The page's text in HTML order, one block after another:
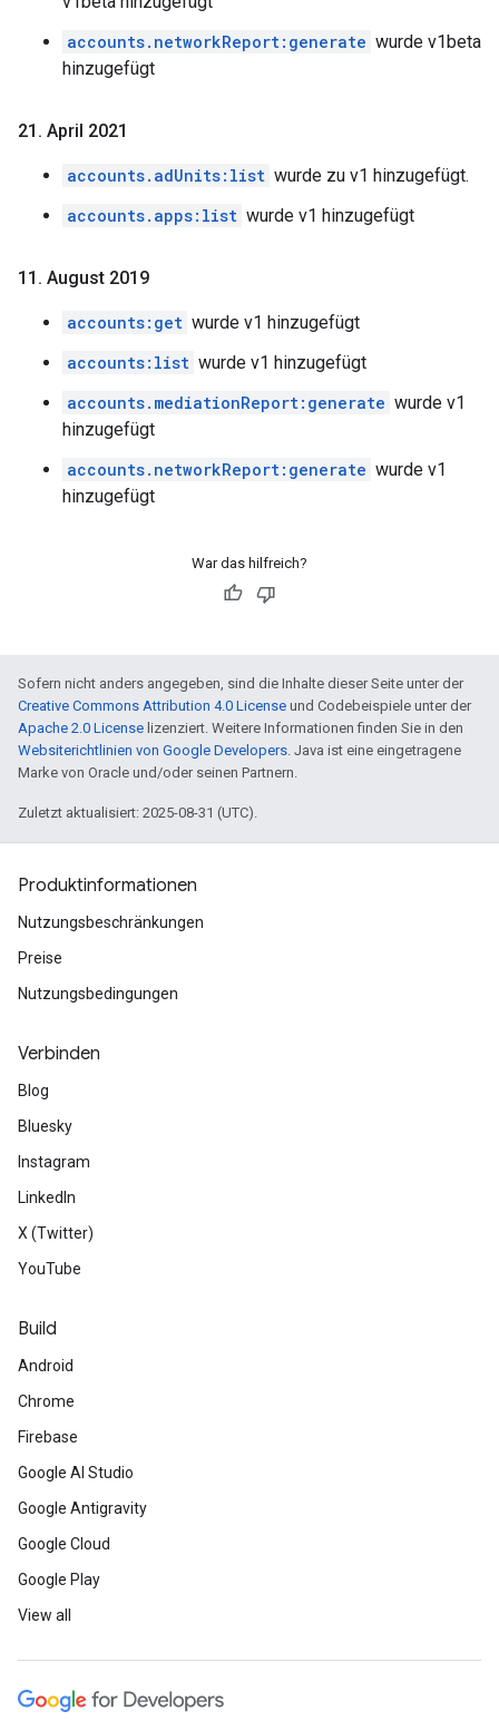
accounts.networkReport:generate wurde v1beta
hinzugefügt
21 . April 2021
accounts.adUnits:list wurde zu v1 hinzugefügt.
accounts.apps:list wurde v1 hinzugefügt
11 . August 2019
accounts:get wurde v1 hinzugefügt
accounts:list wurde v1 hinzugefügt
accounts.mediationReport:generate wurde v1
hinzugefügt
accounts.networkReport:generate wurde v1
hinzugefügt
War das hilfreich?
Sofern nicht anders angegeben, sind die Inhalte dieser Seite unter der
Creative Commons Attribution 4.0 License und Codebeispiele unter der
Apache 2.0 License lizenziert. Weitere Informationen finden Sie in den
Websiterichtlinien von Google Developers. Java ist eine eingetragene
Marke von Oracle und/oder seinen Partnern.
Zuletzt aktualisiert: 2025-08-31 (UTC).
Produktinformationen
Nutzungsbeschränkungen
Preise
Nutzungsbedingungen
Verbinden
Blog
Bluesky
Instagram
LinkedIn
X (Twitter)
YouTube
Build
Android
Chrome
Firebase
Google AI Studio
Google Antigravity
Google Cloud
Google Play
View all